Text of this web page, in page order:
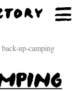
back-up-camping